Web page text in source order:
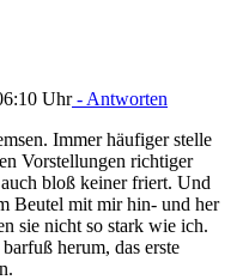
Uhr- Antworten
Immer häufiger stelle
Vorstellungen richtiger
bloß keiner friert. Und
Beutel mit mir hin- und her
sie nicht so stark wie ich.
herum, das erste